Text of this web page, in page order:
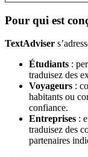
Pour qui est
TextAdviser
Étudiants :
traduisez des
Voyageurs :
habitants ou
confiance.
Entreprises :
traduisez des
partenaires